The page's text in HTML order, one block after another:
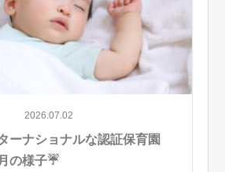
2026.07.02
ーナショナルな認証保育園
の様子☔